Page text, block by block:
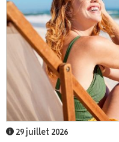
29 juillet 2026